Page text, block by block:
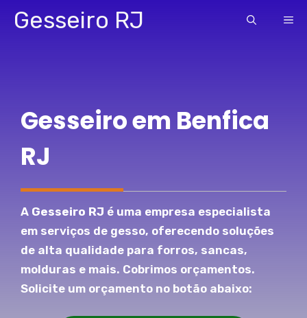
Pular
paraGesseiro RJ
Gesseiro em Benfica
RJ
A Gesseiro RJ é uma empresa especialista
em serviços de gesso, oferecendo soluções
de alta qualidade para forros, sancas,
molduras e mais. Cobrimos orçamentos.
Solicite um orçamento no botão abaixo: